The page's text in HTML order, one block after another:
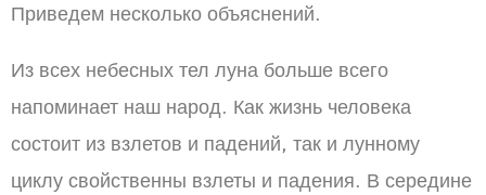
Приведем несколько объяснений.
Из всех небесных тел луна больше всего
напоминает наш народ. Как жизнь человека
состоит из взлетов и падений, так и лунному
циклу свойственны взлеты и падения. В середине